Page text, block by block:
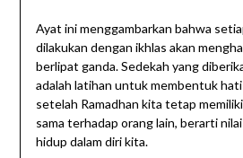
Ayat ini menggambarkan bahwa
dilakukan dengan ikhlas akan
berlipat ganda. Sedekah yang
adalah latihan untuk membentuk hati
setelah Ramadhan kita tetap
sama terhadap orang lain, berarti
hidup dalam diri kita.